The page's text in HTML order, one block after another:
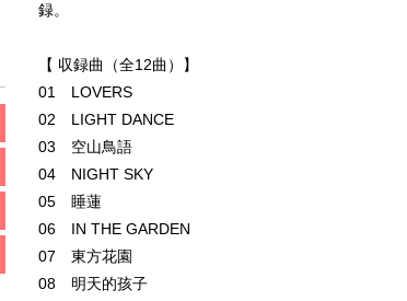
録。
【 収録曲（全12曲）】
01 LOVERS
02 LIGHT DANCE
03 空山鳥語
04 NIGHT SKY
05 睡蓮
06 IN THE GARDEN
07 東方花園
08 明天的孩子